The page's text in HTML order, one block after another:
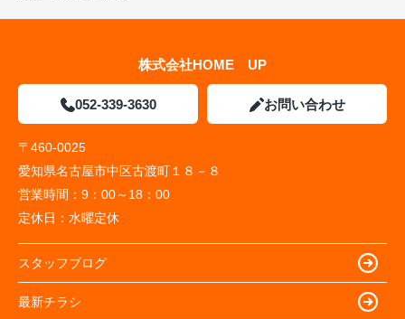
株式会社HOME UP
052-339-3630 お問い合わせ
〒460-0025
愛知県名古屋市中区古渡町１８－８
営業時間： 9：00～18：00
定休日： 水曜定休
スタッフブログ
最新チラシ